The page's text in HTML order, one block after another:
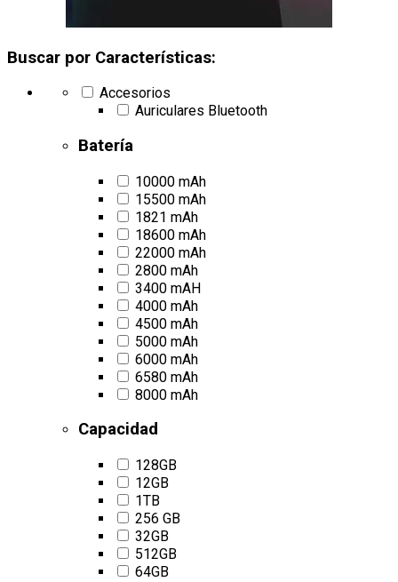
Buscar por Características:
Accesorios
Auriculares Bluetooth
Batería
10000 mAh
15500 mAh
1821 mAh
18600 mAh
22000 mAh
2800 mAh
3400 mAH
4000 mAh
4500 mAh
5000 mAh
6000 mAh
6580 mAh
8000 mAh
Capacidad
128GB
12GB
1TB
256 GB
32GB
512GB
64GB